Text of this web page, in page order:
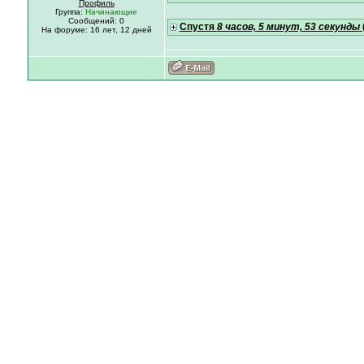
Профиль
Группа:Начинающие
Сообщений: 0
На форуме: 16 лет, 12 дней Спустя 8 часов, 5 минут, 53 секунды